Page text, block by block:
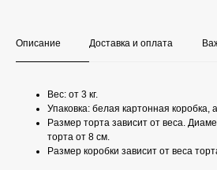
Описание Доставка и оплата
Вес: от 3 кг.
Упаковка: белая картонная коробка,
Размер торта зависит от веса.
торта от 8 см.
Размер коробки зависит от веса